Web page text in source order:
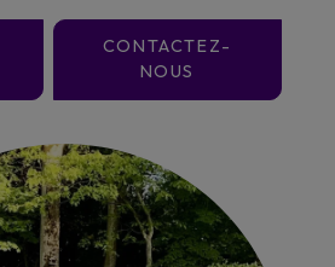
CONTACTEZ-
NOUS